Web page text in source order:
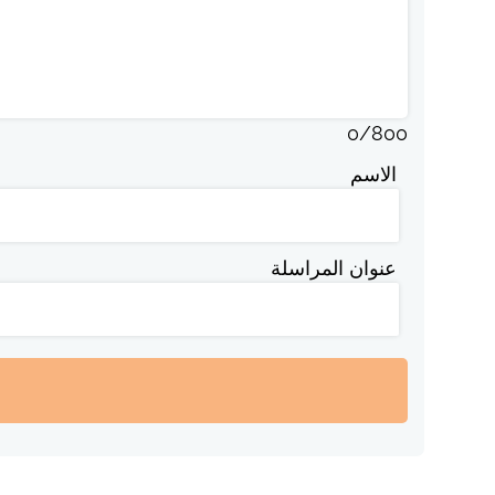
0/800
الاسم
عنوان المراسلة